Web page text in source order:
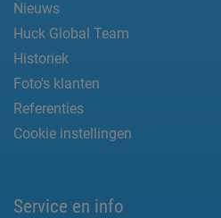
Nieuws
Huck Global Team
Historiek
Foto's klanten
Referenties
Cookie instellingen
Service en info